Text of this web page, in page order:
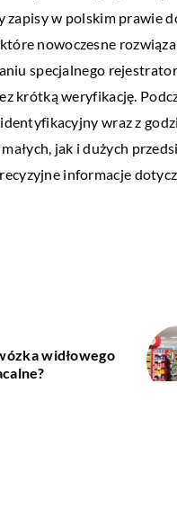
w polskim prawie
nowoczesne
specjalnego
krótką weryfikację.
wraz z
jak i dużych
informacje
widłowego
utrzymuje się efekt
i czy należy go po
to rodzaj
się […]